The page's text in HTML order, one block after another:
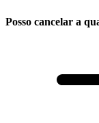
Posso cancelar a